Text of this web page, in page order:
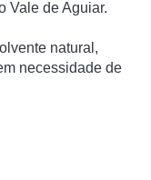
Vale de Aguiar.
natural,
necessidade de